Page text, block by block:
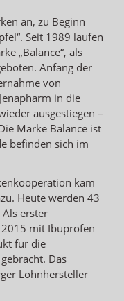
an, zu Beginn
Seit 1989 laufen
„Balance“, als
Anfang der
von
in die
ausgestiegen –
Marke Balance ist
befinden sich im
kam
Heute werden 43
erster
mit Ibuprofen
für die
Das
Lohnhersteller